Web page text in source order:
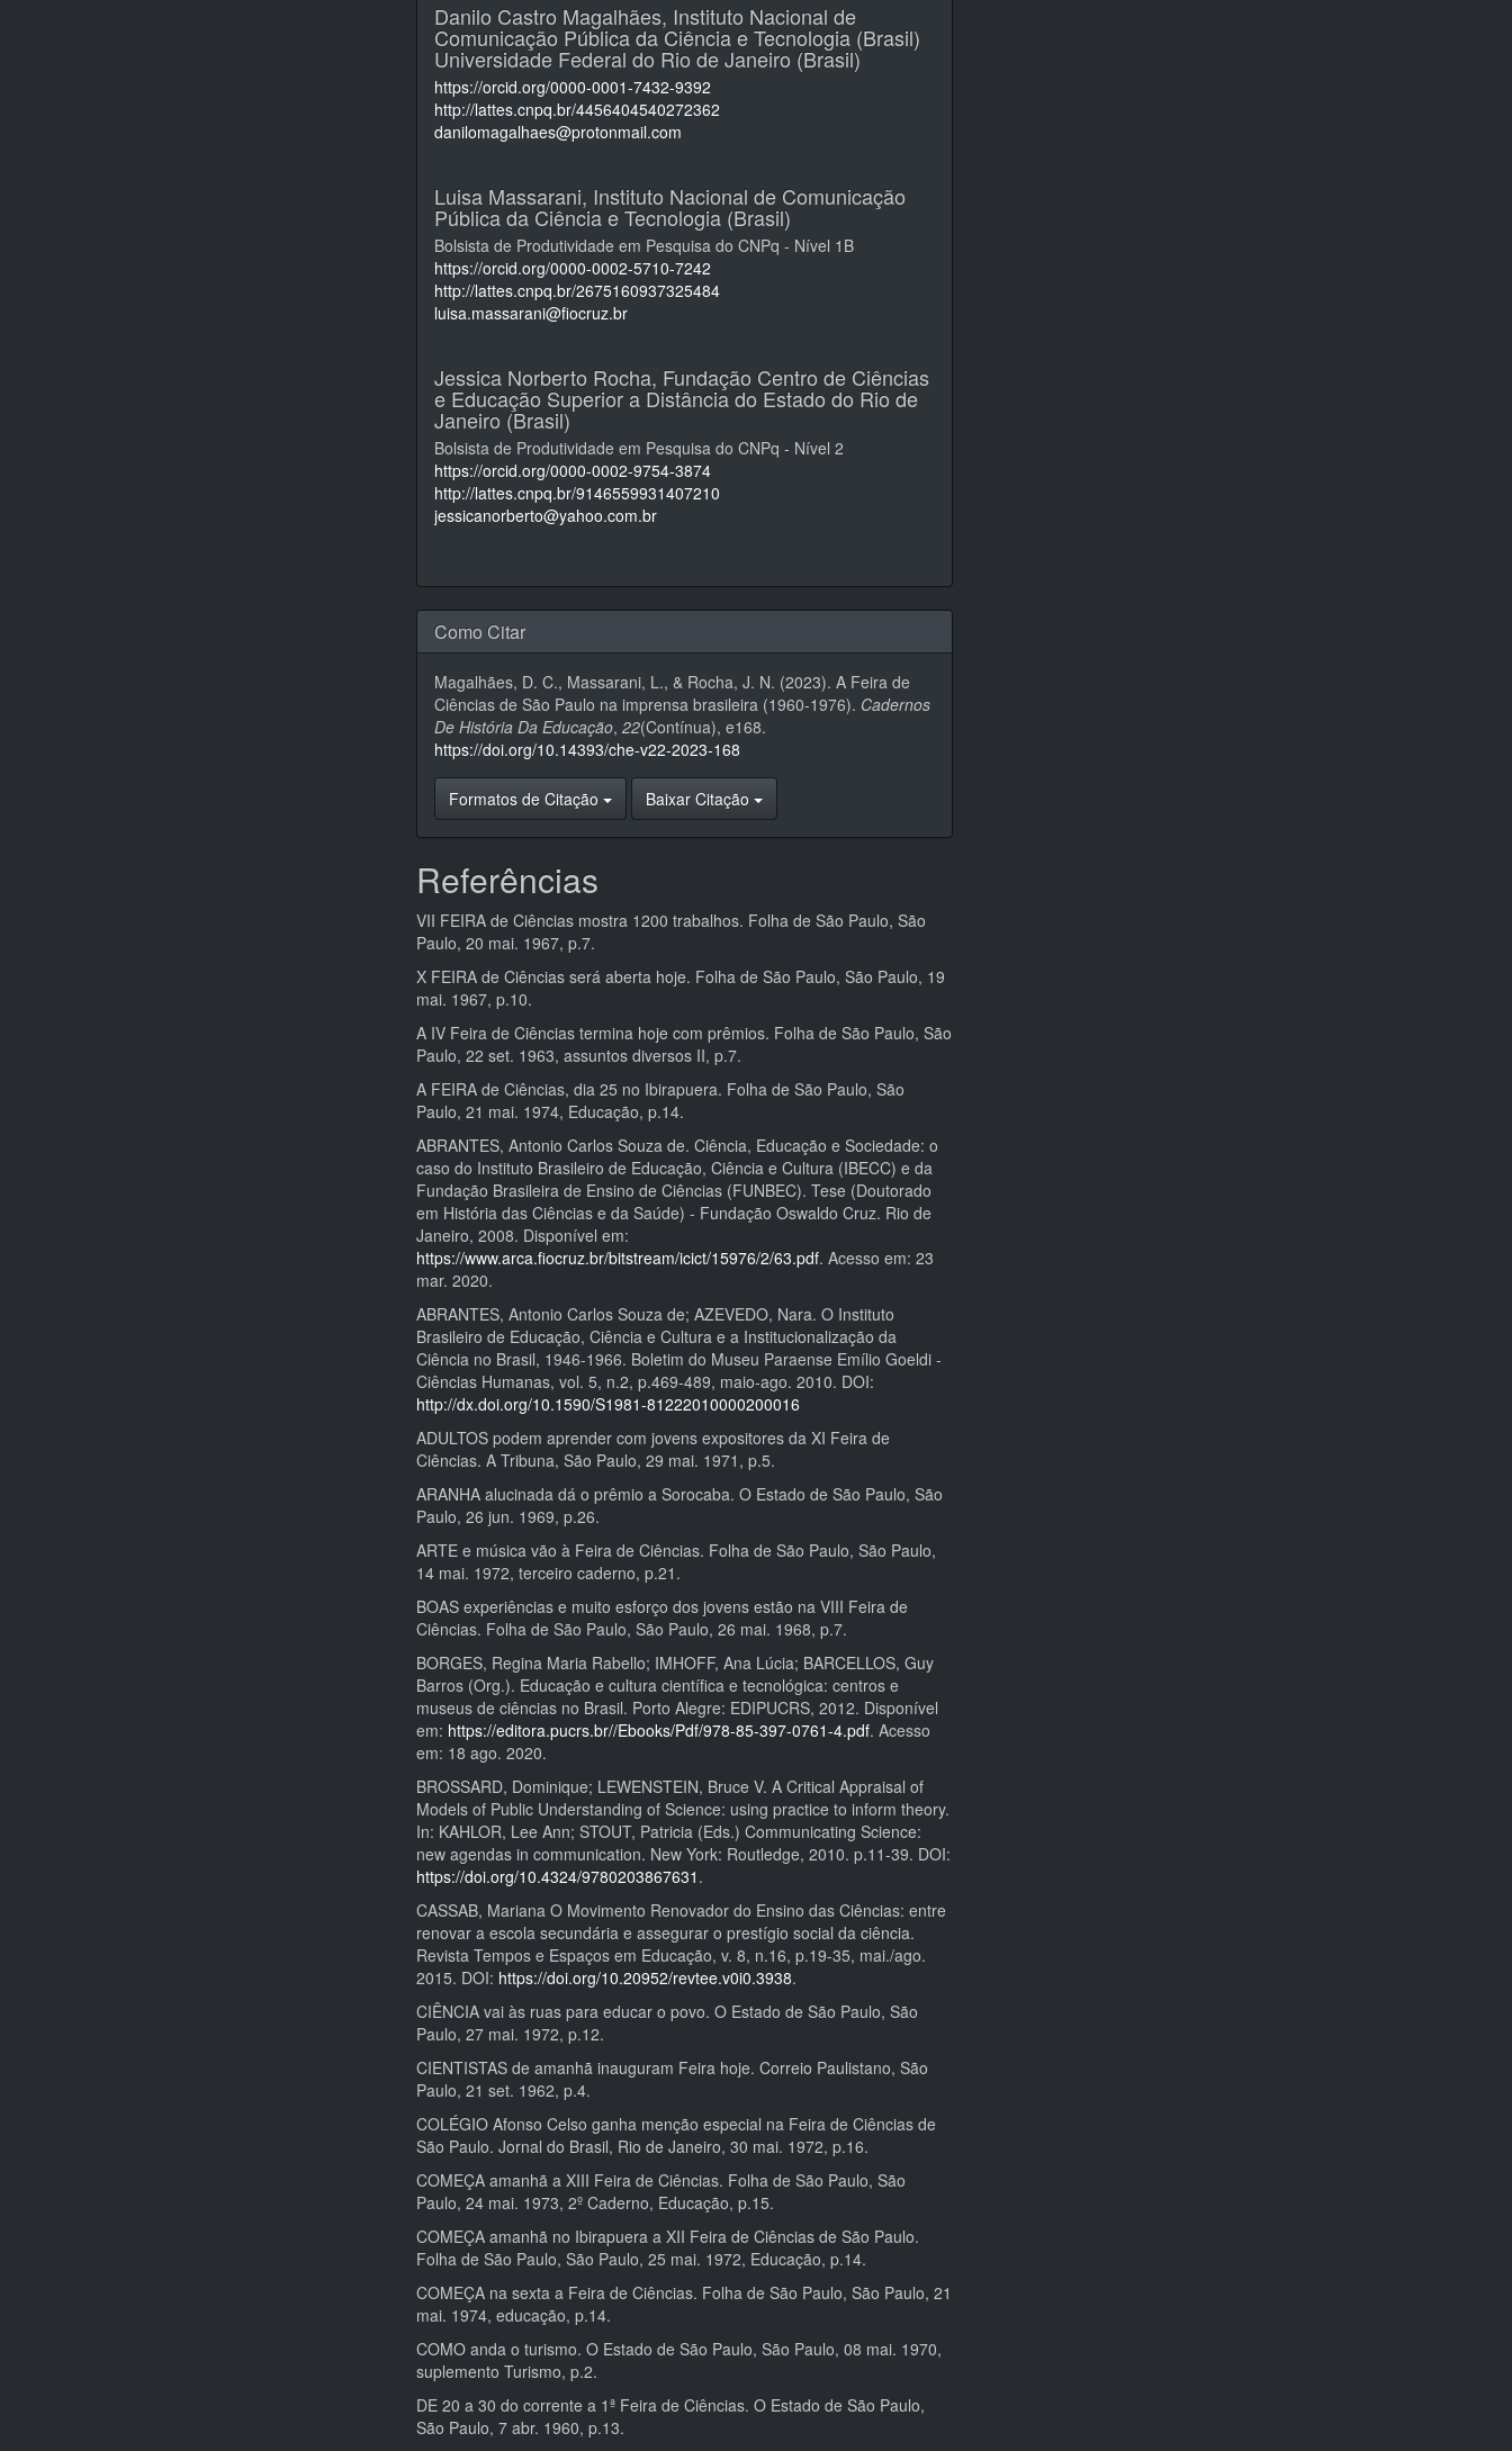
Danilo Castro Magalhães, Instituto Nacional de
Comunicação Pública da Ciência e Tecnologia (Brasil)
Universidade Federal do Rio de Janeiro (Brasil)
https://orcid.org/0000-0001-7432-9392
http://lattes.cnpq.br/4456404540272362
danilomagalhaes@protonmail.com
Luisa Massarani, Instituto Nacional de Comunicação
Pública da Ciência e Tecnologia (Brasil)
Bolsista de Produtividade em Pesquisa do CNPq - Nível 1B
https://orcid.org/0000-0002-5710-7242
http://lattes.cnpq.br/2675160937325484
luisa.massarani@fiocruz.br
Jessica Norberto Rocha, Fundação Centro de Ciências
e Educação Superior a Distância do Estado do Rio de
Janeiro (Brasil)
Bolsista de Produtividade em Pesquisa do CNPq - Nível 2
https://orcid.org/0000-0002-9754-3874
http://lattes.cnpq.br/9146559931407210
jessicanorberto@yahoo.com.br
Como Citar
Magalhães, D. C., Massarani, L., & Rocha, J. N. (2023). A Feira de
Ciências de São Paulo na imprensa brasileira (1960-1976). Cadernos
De História Da Educação,22(Contínua), e168.
https://doi.org/10.14393/che-v22-2023-168
Formatos de Citação Baixar Citação
Referências
VII FEIRA de Ciências mostra 1200 trabalhos. Folha de São Paulo, São
Paulo, 20 mai. 1967, p.7.
X FEIRA de Ciências será aberta hoje. Folha de São Paulo, São Paulo, 19
mai. 1967, p.10.
A IV Feira de Ciências termina hoje com prêmios. Folha de São Paulo, São
Paulo, 22 set. 1963, assuntos diversos II, p.7.
A FEIRA de Ciências, dia 25 no Ibirapuera. Folha de São Paulo, São
Paulo, 21 mai. 1974, Educação, p.14.
ABRANTES, Antonio Carlos Souza de. Ciência, Educação e Sociedade: o
caso do Instituto Brasileiro de Educação, Ciência e Cultura (IBECC) e da
Fundação Brasileira de Ensino de Ciências (FUNBEC). Tese (Doutorado
em História das Ciências e da Saúde) - Fundação Oswaldo Cruz. Rio de
Janeiro, 2008. Disponível em:
https://www.arca.fiocruz.br/bitstream/icict/15976/2/63.pdf. Acesso em: 23
mar. 2020.
ABRANTES, Antonio Carlos Souza de; AZEVEDO, Nara. O Instituto
Brasileiro de Educação, Ciência e Cultura e a Institucionalização da
Ciência no Brasil, 1946-1966. Boletim do Museu Paraense Emílio Goeldi -
Ciências Humanas, vol. 5, n.2, p.469-489, maio-ago. 2010. DOI:
http://dx.doi.org/10.1590/S1981-81222010000200016
ADULTOS podem aprender com jovens expositores da XI Feira de
Ciências. A Tribuna, São Paulo, 29 mai. 1971, p.5.
ARANHA alucinada dá o prêmio a Sorocaba. O Estado de São Paulo, São
Paulo, 26 jun. 1969, p.26.
ARTE e música vão à Feira de Ciências. Folha de São Paulo, São Paulo,
14 mai. 1972, terceiro caderno, p.21.
BOAS experiências e muito esforço dos jovens estão na VIII Feira de
Ciências. Folha de São Paulo, São Paulo, 26 mai. 1968, p.7.
BORGES, Regina Maria Rabello; IMHOFF, Ana Lúcia; BARCELLOS, Guy
Barros (Org.). Educação e cultura científica e tecnológica: centros e
museus de ciências no Brasil. Porto Alegre: EDIPUCRS, 2012. Disponível
em: https://editora.pucrs.br//Ebooks/Pdf/978-85-397-0761-4.pdf. Acesso
em: 18 ago. 2020.
BROSSARD, Dominique; LEWENSTEIN, Bruce V. A Critical Appraisal of
Models of Public Understanding of Science: using practice to inform theory.
In: KAHLOR, Lee Ann; STOUT, Patricia (Eds.) Communicating Science:
new agendas in communication. New York: Routledge, 2010. p.11-39. DOI:
https://doi.org/10.4324/9780203867631 .
CASSAB, Mariana O Movimento Renovador do Ensino das Ciências: entre
renovar a escola secundária e assegurar o prestígio social da ciência.
Revista Tempos e Espaços em Educação, v. 8, n.16, p.19-35, mai./ago.
2015. DOI: https://doi.org/10.20952/revtee.v0i0.3938.
CIÊNCIA vai às ruas para educar o povo. O Estado de São Paulo, São
Paulo, 27 mai. 1972, p.12.
CIENTISTAS de amanhã inauguram Feira hoje. Correio Paulistano, São
Paulo, 21 set. 1962, p.4.
COLÉGIO Afonso Celso ganha menção especial na Feira de Ciências de
São Paulo. Jornal do Brasil, Rio de Janeiro, 30 mai. 1972, p.16.
COMEÇA amanhã a XIII Feira de Ciências. Folha de São Paulo, São
Paulo, 24 mai. 1973, 2º Caderno, Educação, p.15.
COMEÇA amanhã no Ibirapuera a XII Feira de Ciências de São Paulo.
Folha de São Paulo, São Paulo, 25 mai. 1972, Educação, p.14.
COMEÇA na sexta a Feira de Ciências. Folha de São Paulo, São Paulo, 21
mai. 1974, educação, p.14.
COMO anda o turismo. O Estado de São Paulo, São Paulo, 08 mai. 1970,
suplemento Turismo, p.2.
DE 20 a 30 do corrente a 1ª Feira de Ciências. O Estado de São Paulo,
São Paulo, 7 abr. 1960, p.13.